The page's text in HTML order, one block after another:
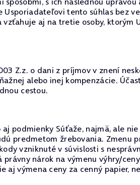
tento súhlas bez
vzťahuje aj na tretie osoby, ktorým
Z.z. o dani z príjmov v znení
alebo inej kompenzácie.
cestou.
podmienky Súťaže, najmä, ale nie
predmetom žrebovania. Zmenu
vzniknuté v súvislosti s
nárok na výmenu výhry/
aj výmena ceny za cenný papier,